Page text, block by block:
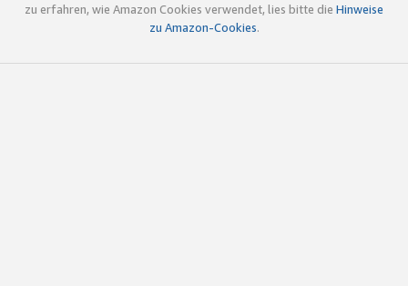
zu erfahren, wie Amazon Cookies verwendet, lies bitte die Hinweise
zu Amazon-Cookies.